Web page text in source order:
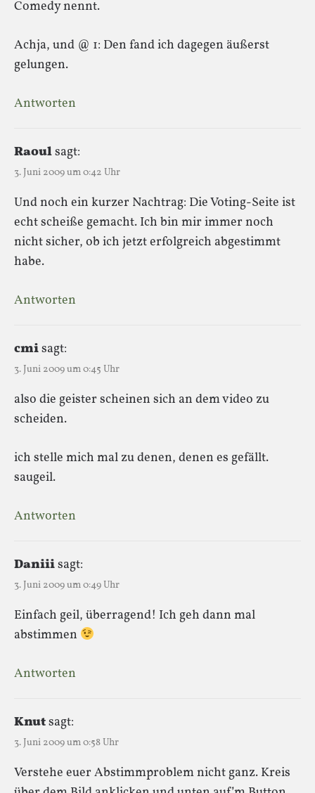
Comedy nennt.
Achja, und @ 1: Den fand ich dagegen äußerst
gelungen.
Antworten
Raoulsagt:
3. Juni 2009 um 0:42 Uhr
Und noch ein kurzer Nachtrag: Die Voting-Seite ist
echt scheiße gemacht. Ich bin mir immer noch
nicht sicher, ob ich jetzt erfolgreich abgestimmt
habe.
Antworten
cmisagt:
3. Juni 2009 um 0:45 Uhr
also die geister scheinen sich an dem video zu
scheiden.
ich stelle mich mal zu denen, denen es gefällt.
saugeil.
Antworten
Daniiisagt:
3. Juni 2009 um 0:49 Uhr
Einfach geil, überragend! Ich geh dann mal
abstimmen
Antworten
Knutsagt:
3. Juni 2009 um 0:58 Uhr
Verstehe euer Abstimmproblem nicht ganz. Kreis